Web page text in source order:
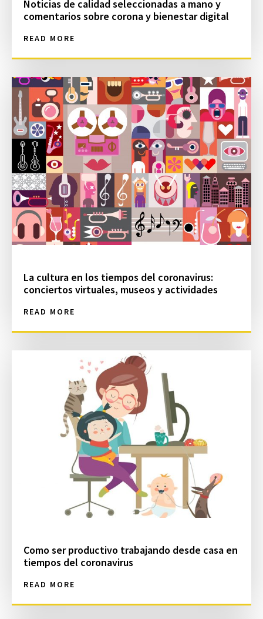
Noticias de calidad seleccionadas a mano y
comentarios sobre corona y bienestar digital
READ MORE
La cultura en los tiempos del coronavirus:
conciertos virtuales, museos y actividades
READ MORE
Como ser productivo trabajando desde casa en
tiempos del coronavirus
READ MORE